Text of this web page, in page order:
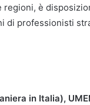
è
professionisti
in Italia),